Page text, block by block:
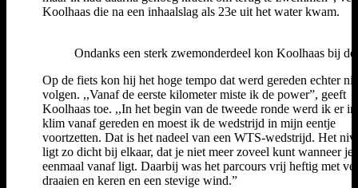
Koolhaas die na een inhaalslag als 23e uit het water kwam.
Ondanks een sterk zwemonderdeel kon Koolhaas bij
Op de fiets kon hij het hoge tempo dat werd gereden echter
volgen. ,,Vanaf de eerste kilometer miste ik de power”, geeft
Koolhaas toe. ,,In het begin van de tweede ronde werd ik er
klim vanaf gereden en moest ik de wedstrijd in mijn eentje
voortzetten. Dat is het nadeel van een WTS-wedstrijd. Het
ligt zo dicht bij elkaar, dat je niet meer zoveel kunt wanneer je
eenmaal vanaf ligt. Daarbij was het parcours vrij heftig met
draaien en keren en een stevige wind.”